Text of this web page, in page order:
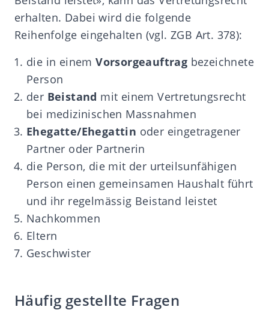
erhalten. Dabei wird die folgende
Reihenfolge eingehalten (vgl. ZGB Art. 378):
die in einemVorsorgeauftrag bezeichnete
Person
der Beistand mit einem Vertretungsrecht
bei medizinischen Massnahmen
Ehegatte/Ehegattin oder eingetragener
Partner oder Partnerin
die Person, die mit der urteilsunfähigen
Person einen gemeinsamen Haushalt führt
und ihr regelmässig Beistand leistet
Nachkommen
Eltern
Geschwister
Häufig gestellte Fragen